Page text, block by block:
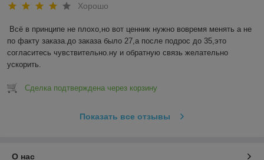
Хорошо
Всё в принципе не плохо,но вот ценник нужно вовремя менять а не
по факту заказа.до заказа было 27,а после подрос до 35,это
согласитесь чувствительно.ну и обратную связь желательно
ускорить.
Сделка подтверждена через корзину
Показать все отзывы
О нас